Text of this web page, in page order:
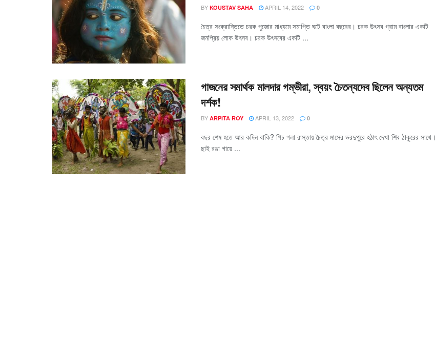
BY KOUSTAV SAHA APRIL 14, 2022 0
চৈত্র সংক্রান্তিতে চরক পুজোর মাধ্যমে সমাপ্তি ঘটে বাংলা বছরের। চরক উৎসব গ্রাম বাংলার একটি
জনপ্রিয় লোক উৎসব। চরক উৎসবের একটি ...
গাজনের সমার্থক মালদার গম্ভীরা, স্বয়ং চৈতন্যদেব ছিলেন অন্যতম
দর্শক!
BY ARPITA ROY APRIL 13, 2022 0
বছর শেষ হতে আর কদিন বাকি? পিচ গলা রাস্তায় চৈত্র মাসের ভরদুপুরে হঠাৎ দেখা শিব ঠাকুরের সাথে।
ছাই রঙা গায়ে ...